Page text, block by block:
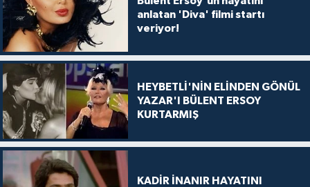
anlatan 'Diva' filmi startı
veriyor!
HEYBETLİ'NİN ELİNDEN GÖNÜL
YAZAR'I BÜLENT ERSOY
KURTARMIŞ
KADİR İNANIR HAYATINI